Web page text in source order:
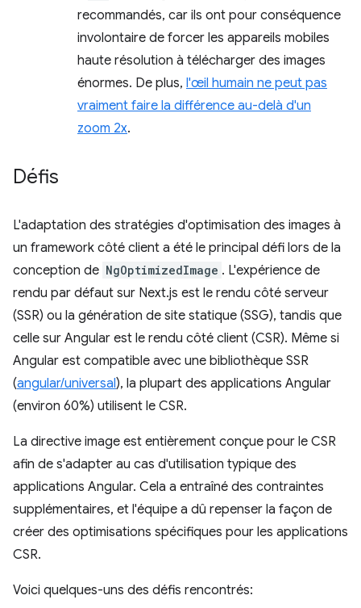
recommandés, car ils ont pour conséquence
involontaire de forcer les appareils mobiles
haute résolution à télécharger des images
énormes. De plus, l'œil humain ne peut pas
vraiment faire la différence au-delà d'un
zoom 2x.
Défis
L'adaptation des stratégies d'optimisation des images à
un framework côté client a été le principal défi lors de la
conception de NgOptimizedImage . L'expérience de
rendu par défaut sur Next.js est le rendu côté serveur
(SSR) ou la génération de site statique (SSG), tandis que
celle sur Angular est le rendu côté client (CSR). Même si
Angular est compatible avec une bibliothèque SSR
(angular/universal), la plupart des applications Angular
(environ 60%) utilisent le CSR.
La directive image est entièrement conçue pour le CSR
afin de s'adapter au cas d'utilisation typique des
applications Angular. Cela a entraîné des contraintes
supplémentaires, et l'équipe a dû repenser la façon de
créer des optimisations spécifiques pour les applications
CSR.
Voici quelques-uns des défis rencontrés: